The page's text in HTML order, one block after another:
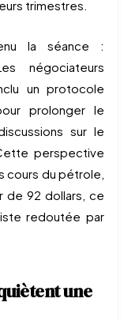
trimestres.
la séance :
négociateurs
un protocole
prolonger le
sur le
perspective
cours du pétrole,
de 92 dollars, ce
redoutée par
une